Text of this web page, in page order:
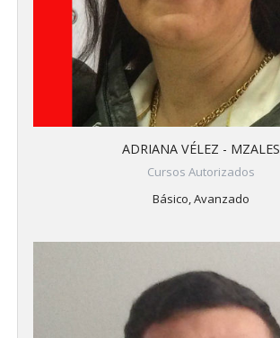
ADRIANA VÉLEZ - MZALES
Cursos Autorizados
Básico, Avanzado